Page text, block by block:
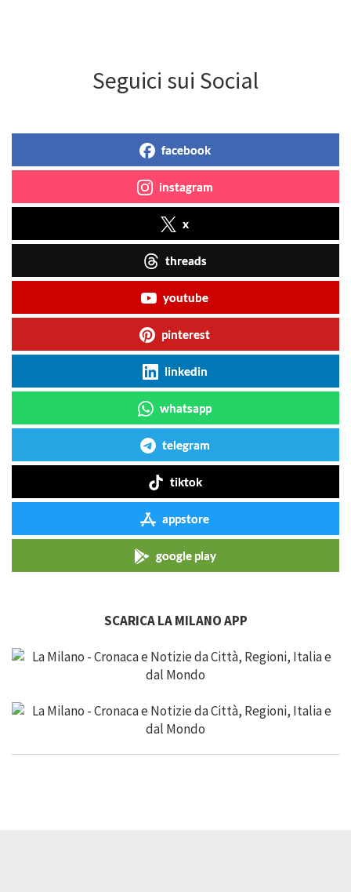
Seguici sui Social
facebook
instagram
x
threads
youtube
pinterest
linkedin
whatsapp
telegram
tiktok
appstore
google play
SCARICA LA MILANO APP